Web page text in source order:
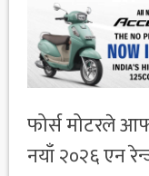
फोर्स मोटरले
नयाँ २०२६ एन